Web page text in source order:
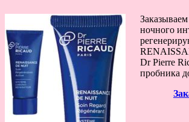
ночного
Dr Pierre
пробника